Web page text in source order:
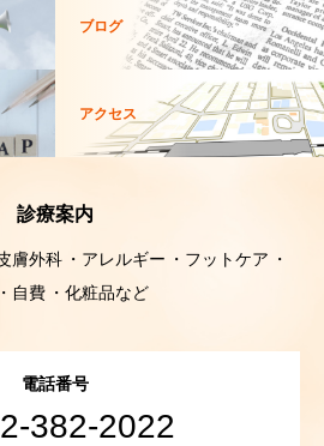
ブログ
アクセス
診療案内
膚外科 アレルギー
フットケア
自費
化粧品など
電話番号
382-2022